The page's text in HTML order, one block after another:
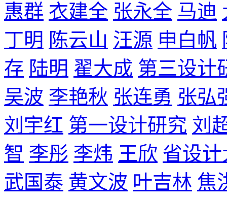
惠群 衣建全 张永全 马迪
丁明 陈云山 汪源 申白帆
存 陆明 翟大成 第三设计
吴波 李艳秋 张连勇 张弘
刘宇红 第一设计研究 刘
智 李彤 李炜 王欣 省设计
武国泰 黄文波 叶吉林 焦